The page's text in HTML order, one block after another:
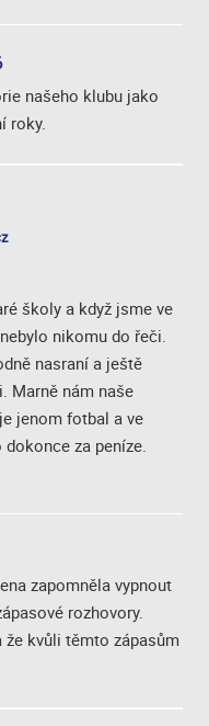
našeho klubu jako
roky.
školy a když jsme ve
nikomu do řeči.
nasraní a ještě
Marně nám naše
jenom fotbal a ve
za peníze.
zapomněla vypnout
rozhovory.
že kvůli těmto zápasům